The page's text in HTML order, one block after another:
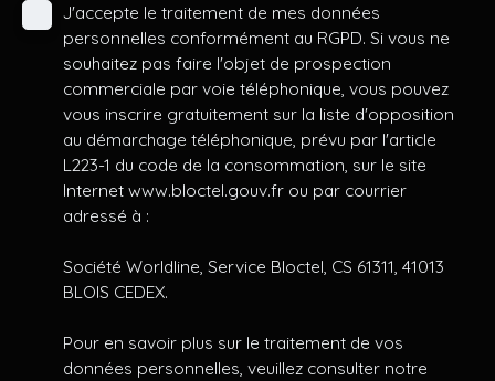
J'accepte le traitement de mes données
personnelles conformément au RGPD. Si vous ne
souhaitez pas faire l'objet de prospection
commerciale par voie téléphonique, vous pouvez
vous inscrire gratuitement sur la liste d'opposition
au démarchage téléphonique, prévu par l'article
L223-1 du code de la consommation, sur le site
Internet www.bloctel.gouv.fr ou par courrier
adressé à :
Société Worldline, Service Bloctel, CS 61311, 41013
BLOIS CEDEX.
Pour en savoir plus sur le traitement de vos
données personnelles, veuillez consulter notre